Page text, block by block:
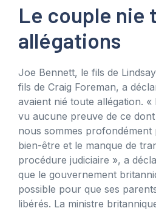
Le couple nie
allégations
Joe Bennett, le fils de
fils de Craig Foreman, a
avaient nié toute allégation. «
vu aucune preuve de ce
nous sommes
bien-être et le manque de
procédure judiciaire », a
que le gouvernement
possible pour que ses
libérés. La ministre